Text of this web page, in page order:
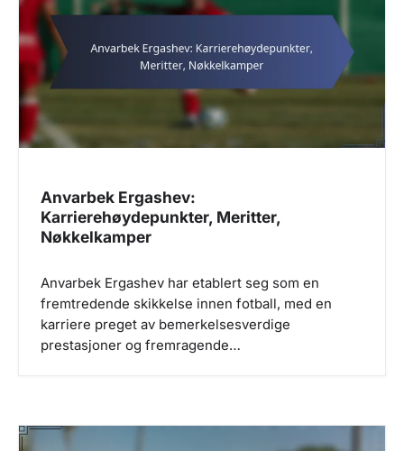
g
a
t
i
n
Anvarbek Ergashev:
Karrierehøydepunkter, Meritter,
Nøkkelkamper
Anvarbek Ergashev har etablert seg som en
fremtredende skikkelse innen fotball, med en
karriere preget av bemerkelsesverdige
prestasjoner og fremragende…